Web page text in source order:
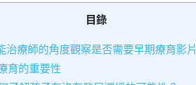
目錄
治療師的角度觀察是否需要早期療育影片
育的重要性